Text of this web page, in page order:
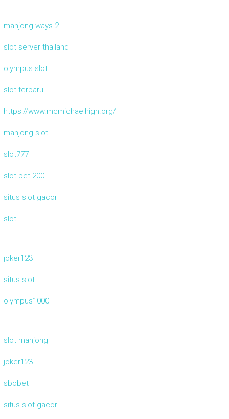
mahjong ways 2
slot server thailand
olympus slot
slot terbaru
https://www.mcmichaelhigh.org/
mahjong slot
slot777
slot bet 200
situs slot gacor
slot
joker123
situs slot
olympus1000
slot mahjong
joker123
sbobet
situs slot gacor